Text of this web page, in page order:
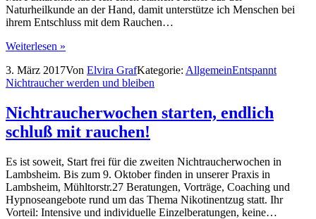
Naturheilkunde an der Hand, damit unterstütze ich Menschen bei
ihrem Entschluss mit dem Rauchen…
Weiterlesen »
3. März 2017Von Elvira GrafKategorie: AllgemeinEntspannt
Nichtraucher werden und bleiben
Nichtraucherwochen starten, endlich
schluß mit rauchen!
Es ist soweit, Start frei für die zweiten Nichtraucherwochen in
Lambsheim. Bis zum 9. Oktober finden in unserer Praxis in
Lambsheim, Mühltorstr.27 Beratungen, Vorträge, Coaching und
Hypnoseangebote rund um das Thema Nikotinentzug statt. Ihr
Vorteil: Intensive und individuelle Einzelberatungen, keine…